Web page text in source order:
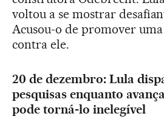
voltou a se mostrar
Acusou-o de promover uma
contra ele.
20 de dezembro: Lula
pesquisas enquanto
pode torná-lo inelegível